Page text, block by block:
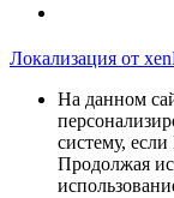
Локализация от
На данном
систему,
Продолжая